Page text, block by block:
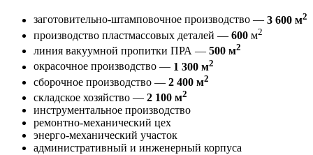
заготовительно-штамповочное производство — 3 600 м2
производство пластмассовых деталей — 600 м2
линия вакуумной пропитки ПРА — 500 м2
окрасочное производство — 1 300 м2
сборочное производство — 2 400 м2
складское хозяйство — 2 100 м2
инструментальное производство
ремонтно-механический цех
энерго-механический участок
административный и инженерный корпуса